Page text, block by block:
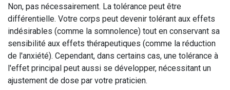
Non, pas nécessairement. La tolérance peut être
différentielle. Votre corps peut devenir tolérant aux effets
indésirables (comme la somnolence) tout en conservant sa
sensibilité aux effets thérapeutiques (comme la réduction
de l'anxiété). Cependant, dans certains cas, une tolérance à
l'effet principal peut aussi se développer, nécessitant un
ajustement de dose par votre praticien.